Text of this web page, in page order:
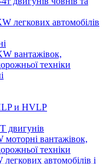
легкових автомобілів
вантажівок,
техніки
и HVLP
двигунів
вантажівок,
техніки
автомобілів і